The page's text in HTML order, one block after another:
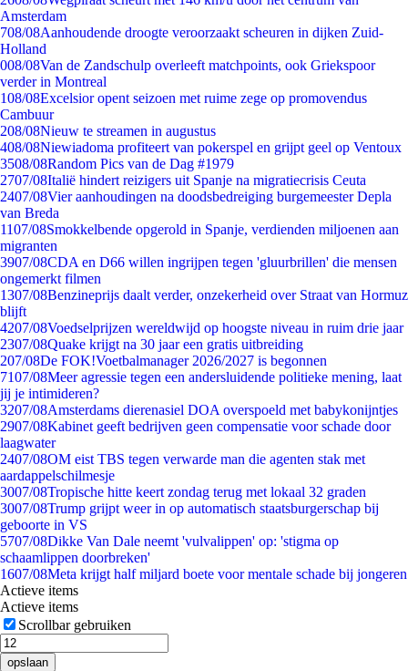
Amsterdam
708/08Aanhoudende droogte veroorzaakt scheuren in dijken Zuid-
Holland
008/08Van de Zandschulp overleeft matchpoints, ook Griekspoor
verder in Montreal
108/08Excelsior opent seizoen met ruime zege op promovendus
Cambuur
208/08Nieuw te streamen in augustus
408/08Niewiadoma profiteert van pokerspel en grijpt geel op Ventoux
3508/08Random Pics van de Dag #1979
2707/08Italië hindert reizigers uit Spanje na migratiecrisis Ceuta
2407/08Vier aanhoudingen na doodsbedreiging burgemeester Depla
van Breda
1107/08Smokkelbende opgerold in Spanje, verdienden miljoenen aan
migranten
3907/08CDA en D66 willen ingrijpen tegen 'gluurbrillen' die mensen
ongemerkt filmen
1307/08Benzineprijs daalt verder, onzekerheid over Straat van Hormuz
blijft
4207/08Voedselprijzen wereldwijd op hoogste niveau in ruim drie jaar
2307/08Quake krijgt na 30 jaar een gratis uitbreiding
207/08De FOK!Voetbalmanager 2026/2027 is begonnen
7107/08Meer agressie tegen een andersluidende politieke mening, laat
jij je intimideren?
3207/08Amsterdams dierenasiel DOA overspoeld met babykonijntjes
2907/08Kabinet geeft bedrijven geen compensatie voor schade door
laagwater
2407/08OM eist TBS tegen verwarde man die agenten stak met
aardappelschilmesje
3007/08Tropische hitte keert zondag terug met lokaal 32 graden
3007/08Trump grijpt weer in op automatisch staatsburgerschap bij
geboorte in VS
5707/08Dikke Van Dale neemt 'vulvalippen' op: 'stigma op
schaamlippen doorbreken'
1607/08Meta krijgt half miljard boete voor mentale schade bij jongeren
Actieve items
Actieve items
Scrollbar gebruiken
opslaan